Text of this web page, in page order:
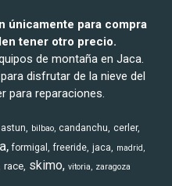
únicamente para compra
tener otro precio.
de montaña en Jaca.
disfrutar de la nieve del
para reparaciones.
astun bilbao candanchu cerler
formigal freeride jaca
madrid
race skimo vitoria zaragoza